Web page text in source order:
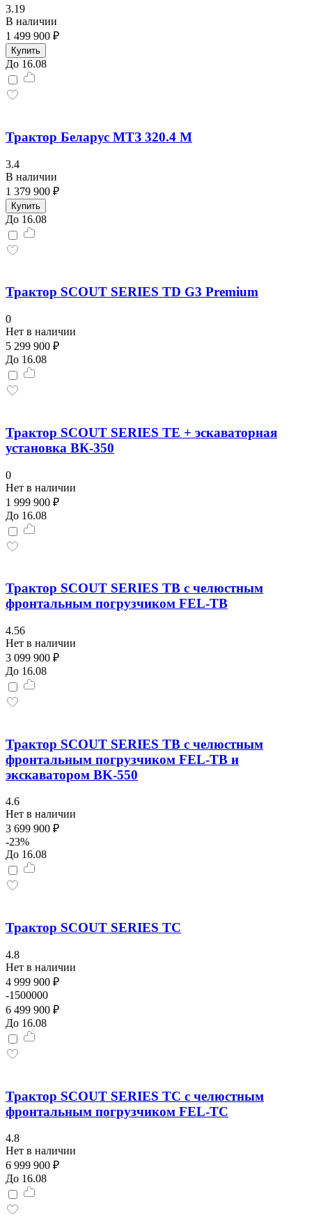
3.19
В наличии
1 499 900 ₽
Купить
До 16.08
Трактор Беларус МТЗ 320.4 М
3.4
В наличии
1 379 900 ₽
Купить
До 16.08
Трактор SCOUT SERIES TD G3 Premium
0
Нет в наличии
5 299 900 ₽
До 16.08
Трактор SCOUT SERIES TE + эскаваторная
установка ВК-350
0
Нет в наличии
1 999 900 ₽
До 16.08
Трактор SCOUT SERIES TB с челюстным
фронтальным погрузчиком FEL-TB
4.56
Нет в наличии
3 099 900 ₽
До 16.08
Трактор SCOUT SERIES TB с челюстным
фронтальным погрузчиком FEL-TB и
экскаватором BK-550
4.6
Нет в наличии
3 699 900 ₽
-23%
До 16.08
Трактор SCOUT SERIES TC
4.8
Нет в наличии
4 999 900 ₽
-1500000
6 499 900 ₽
До 16.08
Трактор SCOUT SERIES TС с челюстным
фронтальным погрузчиком FEL-TС
4.8
Нет в наличии
6 999 900 ₽
До 16.08